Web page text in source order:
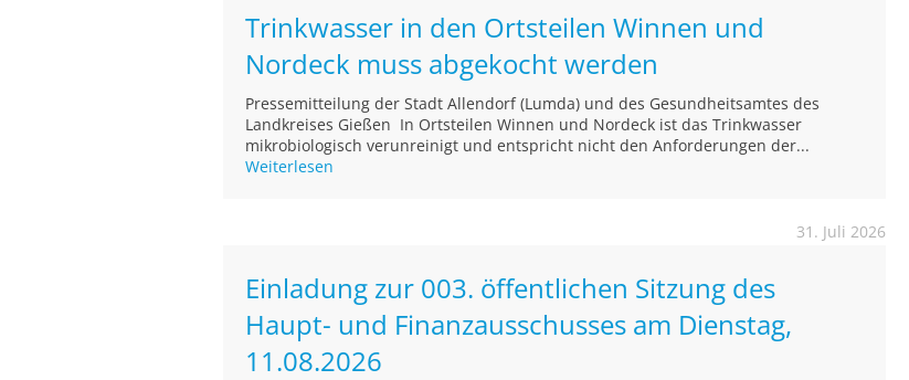
Trinkwasser in den Ortsteilen Winnen und
Nordeck muss abgekocht werden
Pressemitteilung der Stadt Allendorf (Lumda) und des Gesundheitsamtes des
Landkreises Gießen In Ortsteilen Winnen und Nordeck ist das Trinkwasser
mikrobiologisch verunreinigt und entspricht nicht den Anforderungen der...
Weiterlesen
31. Juli 2026
Einladung zur 003. öffentlichen Sitzung des
Haupt- und Finanzausschusses am Dienstag,
11.08.2026